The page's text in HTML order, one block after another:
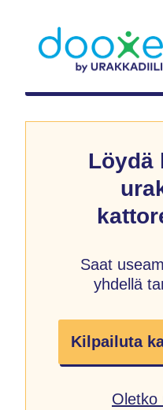
Löydä
Saat
yhdellä
Kilpailuta
Oletko